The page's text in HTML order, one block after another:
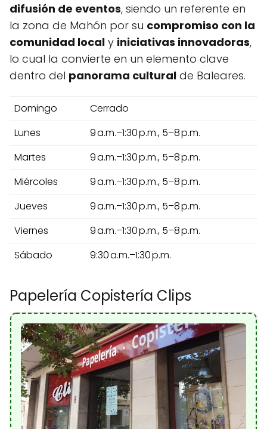
difusión de eventos, siendo un referente en
la zona de Mahón por su compromiso con la
comunidad local y iniciativas innovadoras,
lo cual la convierte en un elemento clave
dentro del panorama cultural de Baleares.
Domingo
Cerrado
Lunes
9 a.m.–1:30 p.m., 5–8 p.m.
Martes
9 a.m.–1:30 p.m., 5–8 p.m.
Miércoles
9 a.m.–1:30 p.m., 5–8 p.m.
Jueves
9 a.m.–1:30 p.m., 5–8 p.m.
Viernes
9 a.m.–1:30 p.m., 5–8 p.m.
Sábado
9:30 a.m.–1:30 p.m.
Papelería Copistería Clips